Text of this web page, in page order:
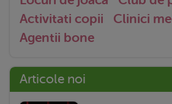
Activitati copii
Clinici
Agentii bone
Articole noi